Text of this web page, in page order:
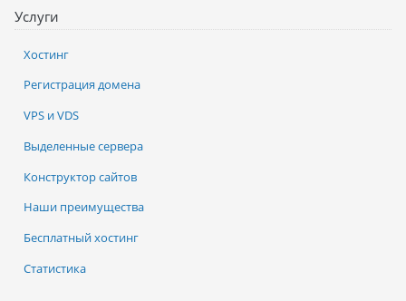
Услуги
Хостинг
Регистрация домена
VPS и VDS
Выделенные сервера
Конструктор сайтов
Наши преимущества
Бесплатный хостинг
Статистика